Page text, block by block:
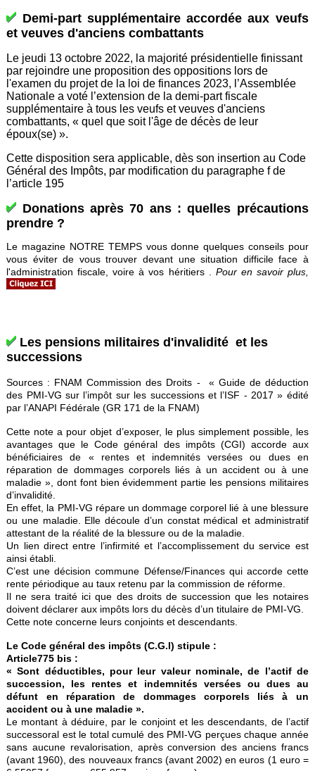
Demi-part supplémentaire accordée aux veufs
et veuves d'anciens combattants
Le jeudi 13 octobre 2022, la majorité présidentielle finissant
par rejoindre une proposition des oppositions lors de
l'examen du projet de la loi de finances 2023, l’Assemblée
Nationale a voté l’extension de la demi-part fiscale
supplémentaire à tous les veufs et veuves d'anciens
combattants, « quel que soit l'âge de décès de leur
époux(se) ».
Cette disposition sera applicable, dès son insertion au Code
Général des Impôts, par modification du paragraphe f de
l’article 195
Donations après 70 ans : quelles précautions
prendre ?
Le magazine NOTRE TEMPS vous donne quelques conseils pour
vous éviter de vous trouver devant une situation difficile face à
l'administration fiscale, voire à vos héritiers .
Pour en savoir plus,
Les pensions militaires d'invalidité et les
successions
Sources : FNAM Commission des Droits - « Guide de déduction
des PMI-VG sur l’impôt sur les successions et l’ISF - 2017 » édité
par l’ANAPI Fédérale (GR 171 de la FNAM)
Cette note a pour objet d’exposer, le plus simplement possible, les
avantages que le Code général des impôts (CGI) accorde aux
bénéficiaires de « rentes et indemnités versées ou dues en
réparation de dommages corporels liés à un accident ou à une
maladie », dont font bien évidemment partie les pensions militaires
d’invalidité.
En effet, la PMI-VG répare un dommage corporel lié à une blessure
ou une maladie. Elle découle d’un constat médical et administratif
attestant de la réalité de la blessure ou de la maladie.
Un lien direct entre l’infirmité et l’accomplissement du service est
ainsi établi.
C’est une décision commune Défense/Finances qui accorde cette
rente périodique au taux retenu par la commission de réforme.
Il ne sera traité ici que des droits de succession que les notaires
doivent déclarer aux impôts lors du décès d’un titulaire de PMI-VG.
Cette note concerne leurs conjoints et descendants.
Le Code général des impôts (C.G.I) stipule :
Article775 bis :
« Sont déductibles, pour leur valeur nominale, de l’actif de
succession, les rentes et indemnités versées ou dues au
défunt en réparation de dommages corporels liés à un
accident ou à une maladie ».
Le montant à déduire, par le conjoint et les descendants, de l’actif
successoral est le total cumulé des PMI-VG perçues chaque année
sans aucune revalorisation, après conversion des anciens francs
(avant 1960), des nouveaux francs (avant 2002) en euros (1 euro =